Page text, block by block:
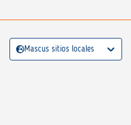
Mascus sitios locales